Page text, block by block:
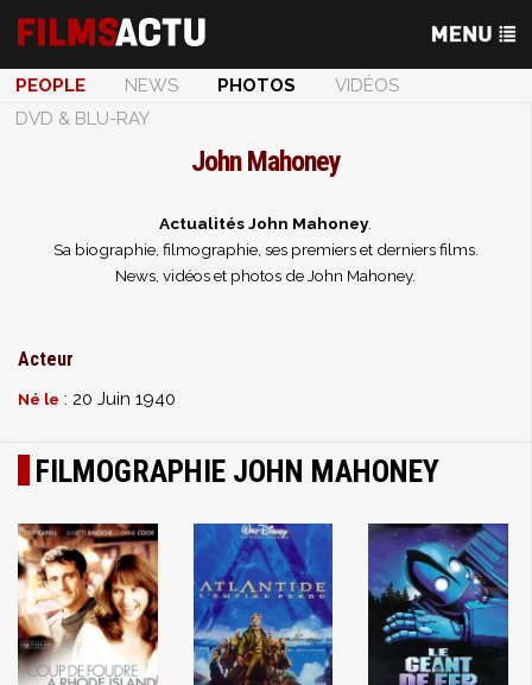
PEOPLE NEWS PHOTOS
VIDÉOS
DVD & BLU-RAY
John Mahoney
Actualités John Mahoney.
Sa biographie, filmographie, ses premiers et derniers films.
News, vidéos et photos de John Mahoney.
Acteur
Né le : 20 Juin 1940
FILMOGRAPHIE JOHN MAHONEY